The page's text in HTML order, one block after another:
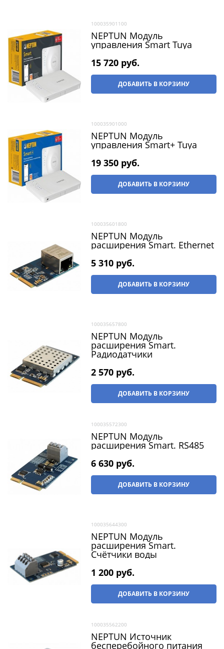
100035901100
NEPTUN Модуль
управления Smart Tuya
15 720 руб.
ДОБАВИТЬ В КОРЗИНУ
100035901000
NEPTUN Модуль
управления Smart+ Tuya
19 350 руб.
ДОБАВИТЬ В КОРЗИНУ
100035601800
NEPTUN Модуль
расширения Smart. Ethernet
5 310 руб.
ДОБАВИТЬ В КОРЗИНУ
100035657800
NEPTUN Модуль
расширения Smart.
Радиодатчики
2 570 руб.
ДОБАВИТЬ В КОРЗИНУ
100035572300
NEPTUN Модуль
расширения Smart. RS485
6 630 руб.
ДОБАВИТЬ В КОРЗИНУ
100035644300
NEPTUN Модуль
расширения Smart.
Счётчики воды
1 200 руб.
ДОБАВИТЬ В КОРЗИНУ
100035562200
NEPTUN Источник
бесперебойного питания